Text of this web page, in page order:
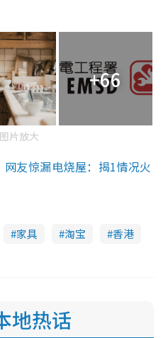
+66
片放大
友惊漏电烧屋：揭1情况火
家具 淘宝
香港
地热话